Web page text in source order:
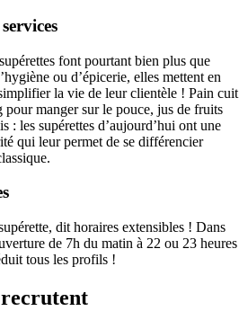
font pourtant bien plus que
ou d’épicerie, elles mettent en
la vie de leur clientèle ! Pain cuit
pour manger sur le pouce, jus de fruits
: les supérettes d’aujourd’hui ont une
qui leur permet de se différencier
dit horaires extensibles ! Dans
de 7h du matin à 22 ou 23 heures
tous les profils !
recrutent